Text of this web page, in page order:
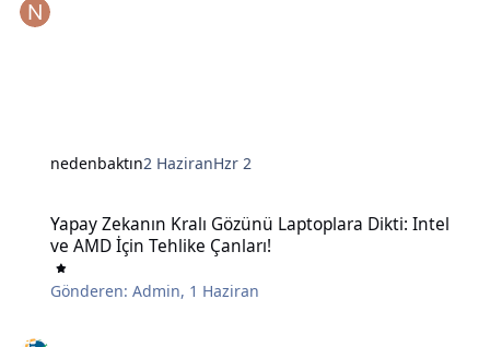
nedenbaktın2 HaziranHzr 2
Yapay Zekanın Kralı Gözünü Laptoplara Dikti: Intel
ve AMD İçin Tehlike Çanları!
Gönderen:Admin, 1 Haziran